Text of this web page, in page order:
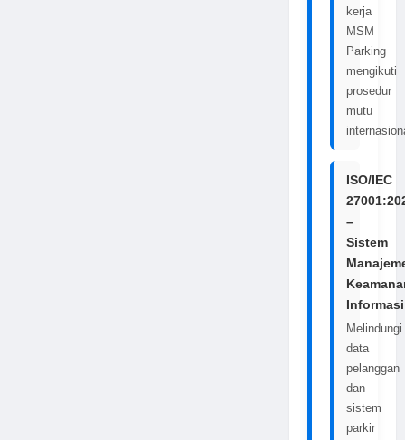
kerja
MSM
Parking
mengikuti
prosedur
mutu
ISO/IEC
–
Sistem
Informasi
Melindungi
data
pelanggan
dan
sistem
parkir